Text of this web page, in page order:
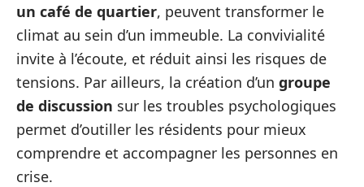
un café de quartier, peuvent transformer le
climat au sein d’un immeuble. La convivialité
invite à l’écoute, et réduit ainsi les risques de
tensions. Par ailleurs, la création d’un groupe
de discussion sur les troubles psychologiques
permet d’outiller les résidents pour mieux
comprendre et accompagner les personnes en
crise.